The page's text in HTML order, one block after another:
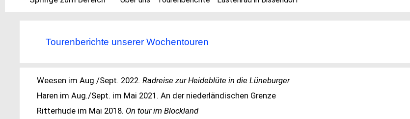
Tourenberichte unserer Wochentouren
Weesen im Aug./Sept. 2022. Radreise zur Heideblüte in die Lüneburger
Haren im Aug./Sept. im Mai 2021. An der niederländischen Grenze
Ritterhude im Mai 2018. On tour im Blockland